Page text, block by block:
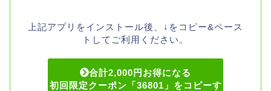
上記アプリをインストール後、↓をコピー&ペース
トしてご利用ください。
合計2,000円お得になる
初回限定クーポン「36801」をコピーす